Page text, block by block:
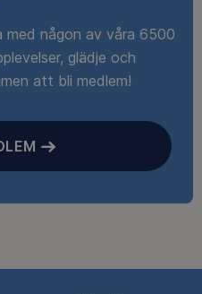
med någon av våra 6500
glädje och
att bli medlem!